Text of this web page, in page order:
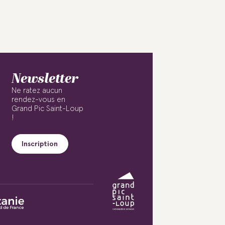
Newsletter
Ne ratez aucun
rendez-vous en
Grand Pic Saint-Loup
!
Inscription